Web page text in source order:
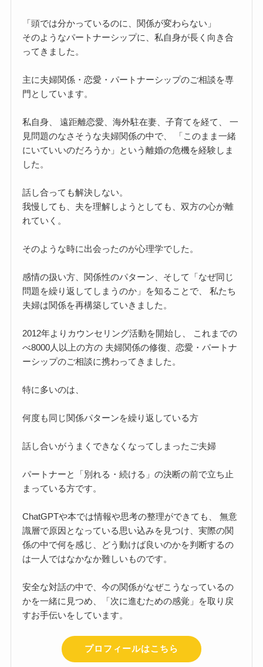
「頭では分かっているのに、関係が変わらない」
そのようなパートナーシップに、私自身が長く向き合
ってきました。
主に夫婦関係・恋愛・パートナーシップのご相談を専
門としています。
私自身、 遠距離恋愛、海外駐在妻、子育てを経て、 一
見問題のなさそうな夫婦関係の中で、 「このまま一緒
にいていいのだろうか」という離婚の危機を経験しま
した。
話し合っても解決しない。
我慢しても、夫を理解しようとしても、双方の心が離
れていく。
そのような時に出会ったのが心理学でした。
感情の扱い方、関係性のパターン、そして「なぜ同じ
問題を繰り返してしまうのか」を知ることで、 私たち
夫婦は関係を再構築していきました。
2012年よりカウンセリング活動を開始し、 これまでの
べ8000人以上の方の 夫婦関係の修復、恋愛・パートナ
ーシップのご相談に携わってきました。
特に多いのは、
何度も同じ関係パターンを繰り返している方
話し合いがうまくできなくなってしまったご夫婦
パートナーと「別れる・続ける」の決断の前で立ち止
まっている方です。
ChatGPTや本では情報や思考の整理ができても、 無意
識層で原因となっている思い込みを見つけ、実際の関
係の中で何を感じ、どう動けば良いのかを判断するの
は一人ではなかなか難しいものです。
安全な対話の中で、今の関係がなぜこうなっているの
かを一緒に見つめ、「次に進むための感覚」を取り戻
すお手伝いをしています。
プロフィールはこちら